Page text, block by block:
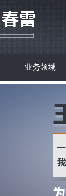
业务领域